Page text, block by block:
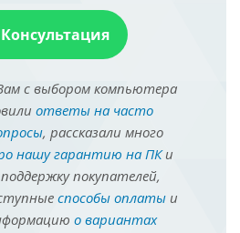
Консультация
с выбором компьютера
ответы на часто
, рассказали много
нашу гарантию на ПКи
покупателей,
способы оплатыи
о вариантах